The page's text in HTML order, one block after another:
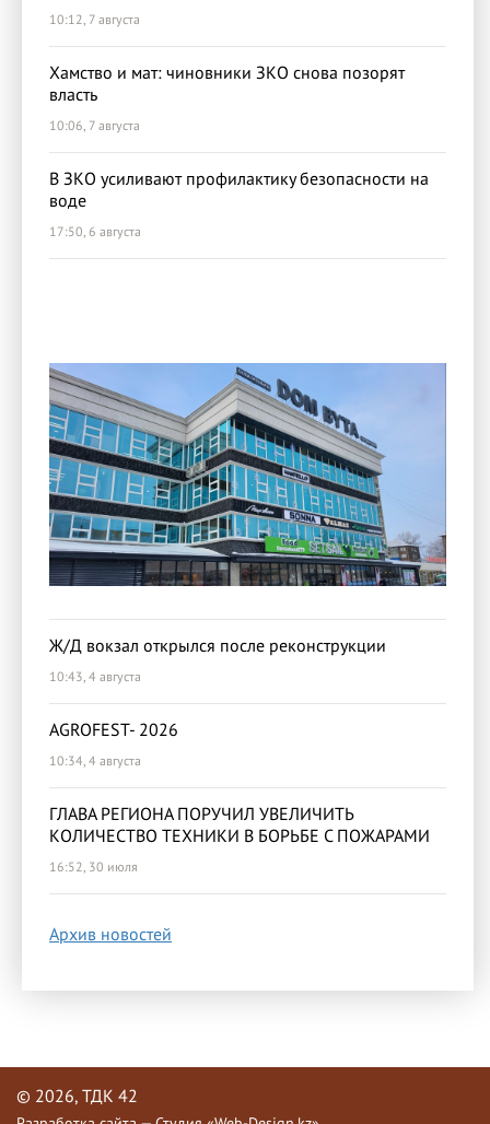
10:12, 7 августа
Хамство и мат: чиновники ЗКО снова позорят
власть
10:06, 7 августа
В ЗКО усиливают профилактику безопасности на
воде
17:50, 6 августа
Ж/Д вокзал открылся после реконструкции
10:43, 4 августа
AGROFEST- 2026
10:34, 4 августа
ГЛАВА РЕГИОНА ПОРУЧИЛ УВЕЛИЧИТЬ
КОЛИЧЕСТВО ТЕХНИКИ В БОРЬБЕ С ПОЖАРАМИ
16:52, 30 июля
Архив новостей
© 2026, ТДК 42